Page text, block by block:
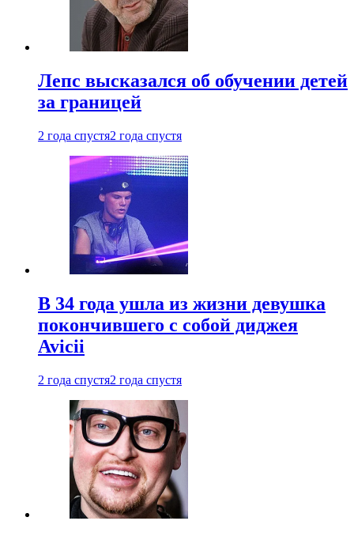
Лепс высказался об обучении детей
за границей
2 года спустя2 года спустя
В 34 года ушла из жизни девушка
покончившего с собой диджея
Avicii
2 года спустя2 года спустя